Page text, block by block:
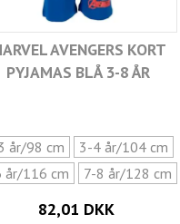
AVENGERS KORT
PYJAMAS BLÅ 3-8 ÅR
år/98 cm
3-4 år/104 cm
år/116 cm
7-8 år/128 cm
82,01 DKK